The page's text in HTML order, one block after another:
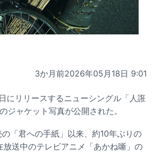
3か月前2026年05月18日 9:01
にリリースするニューシングル「人誑
ジャケット写真が公開された。
「君への手紙」以来、約10年ぶりの
放送中のテレビアニメ「あかね噺」の